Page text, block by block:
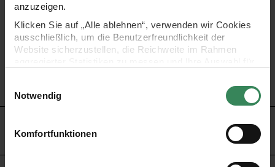
anzuzeigen.
Klicken Sie auf „Alle ablehnen“, verwenden wir Cookies
ausschließlich, um die Benutzerfreundlichkeit der
Website sicherzustellen, die Reichweite im Rahmen
Ihre Einwilligung ist freiwillig und kann jederzeit über den
Link „Cookie-Einstellungen“ im Fußbereich der Seite
verwendeten Technologien und den Empfängern der
Daten finden Sie in unserer Datenschutzerklärung.
Notwendig
Komfortfunktionen
Taftband mit Herzenmotiv
Farbe: rosa
Material: 100% Polyester
Breite: 38mm
HERSTELLER